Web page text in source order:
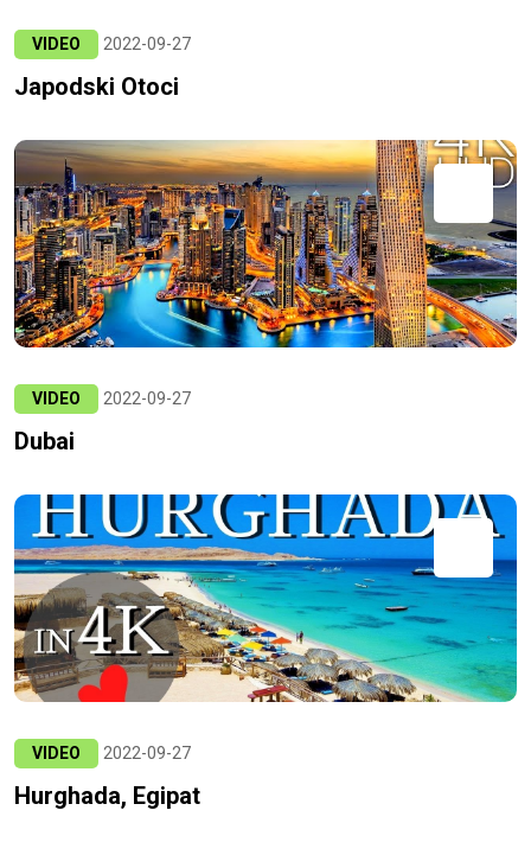
VIDEO 2022-09-27
Japodski Otoci
VIDEO 2022-09-27
Dubai
VIDEO 2022-09-27
Hurghada, Egipat